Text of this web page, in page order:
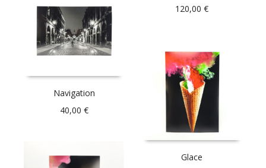
120,00€
Navigation
40,00 €
Glace